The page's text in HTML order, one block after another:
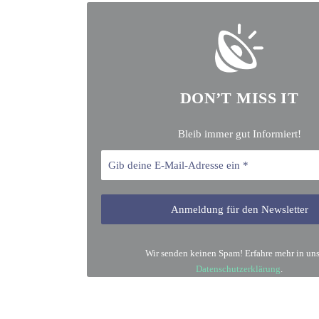
DON’T MISS IT
Bleib immer gut Informiert!
Wir senden keinen Spam! Erfahre mehr in
Datenschutzerklärung.